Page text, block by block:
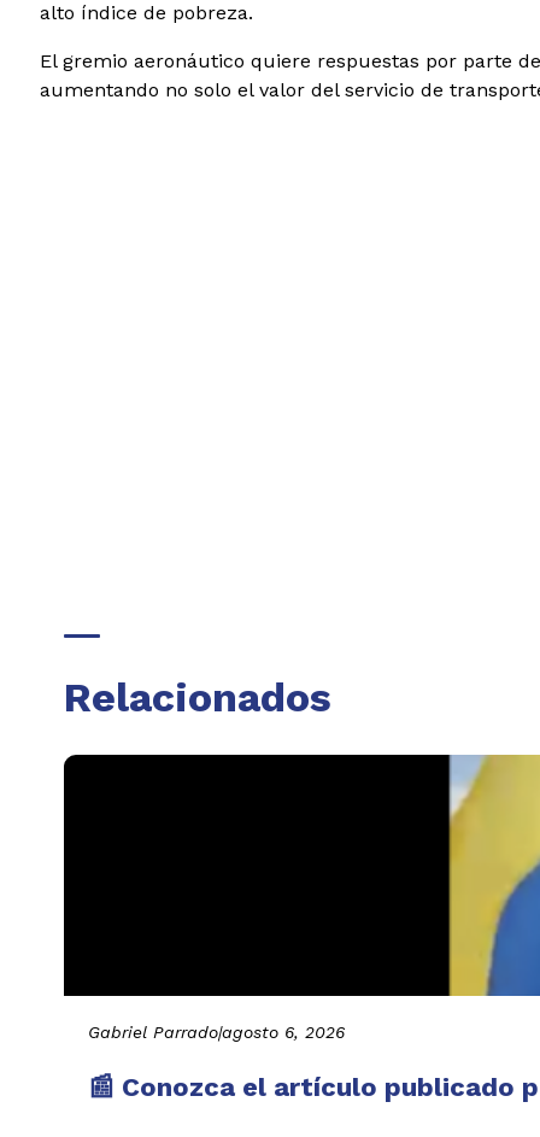
alto índice de pobreza.
El gremio aeronáutico quiere respuestas por parte
aumentando no solo el valor del servicio de
Relacionados
Gabriel Parrado|agosto 6, 2026
📰 Conozca el artículo publicado